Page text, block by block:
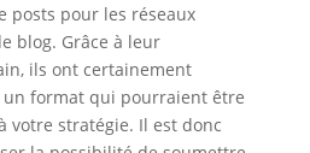
posts pour les réseaux
blog. Grâce à leur
ils ont certainement
format qui pourraient être
votre stratégie. Il est donc